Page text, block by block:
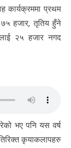
कार्यक्रममा प्रथम
७५ हजार, तृतिय हुँने
२५ हजार नगद
भए पनि यस वर्ष
कृयाकलापहरु